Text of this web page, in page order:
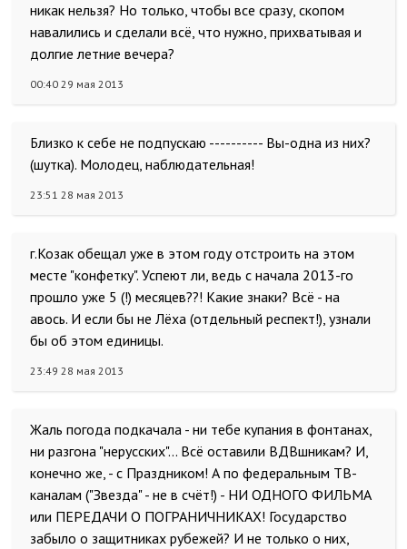
никак нельзя? Но только, чтобы все сразу, скопом
навалились и сделали всё, что нужно, прихватывая и
долгие летние вечера?
00:40 29 мая 2013
Близко к себе не подпускаю ---------- Вы-одна из них?
(шутка). Молодец, наблюдательная!
23:51 28 мая 2013
г.Козак обещал уже в этом году отстроить на этом
месте "конфетку". Успеют ли, ведь с начала 2013-го
прошло уже 5 (!) месяцев??! Какие знаки? Всё - на
авось. И если бы не Лёха (отдельный респект!), узнали
бы об этом единицы.
23:49 28 мая 2013
Жаль погода подкачала - ни тебе купания в фонтанах,
ни разгона "нерусских"... Всё оставили ВДВшникам? И,
конечно же, - с Праздником! А по федеральным ТВ-
каналам ("Звезда" - не в счёт!) - НИ ОДНОГО ФИЛЬМА
или ПЕРЕДАЧИ О ПОГРАНИЧНИКАХ! Государство
забыло о защитниках рубежей? И не только о них,